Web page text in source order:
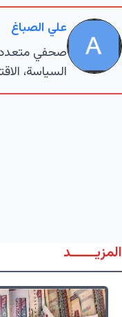
علي الصباغ
صحفي متعدد
السياسة،
المزيــــــد